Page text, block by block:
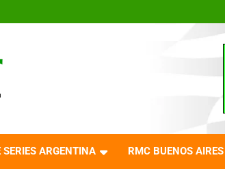
del
SERIES ARGENTINA RMC BUENOS AIRES